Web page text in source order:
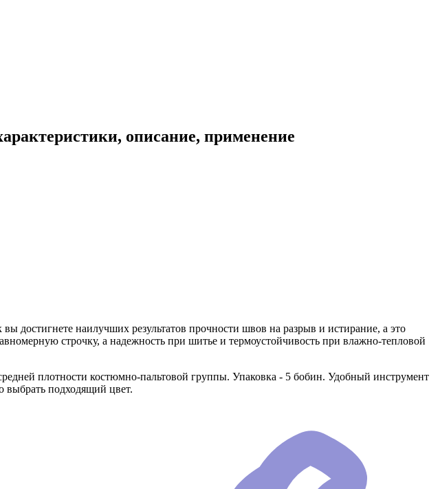
описание, применение
наилучших результатов прочности швов на разрыв и истирание, а это
строчку, а надежность при шитье и термоустойчивость при влажно-тепловой
плотности костюмно-пальтовой группы. Упаковка - 5 бобин. Удобный инструмент
выбрать подходящий цвет.